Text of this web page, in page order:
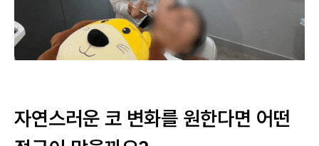
자연스러운 코 변화를 원한다면 어떤